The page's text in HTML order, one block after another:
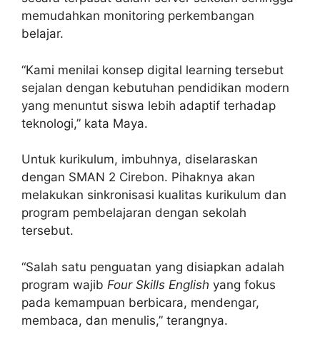
memudahkan monitoring perkembangan
belajar.
“Kami menilai konsep digital learning tersebut
sejalan dengan kebutuhan pendidikan modern
yang menuntut siswa lebih adaptif terhadap
teknologi,” kata Maya.
Untuk kurikulum, imbuhnya, diselaraskan
dengan SMAN 2 Cirebon. Pihaknya akan
melakukan sinkronisasi kualitas kurikulum dan
program pembelajaran dengan sekolah
tersebut.
“Salah satu penguatan yang disiapkan adalah
program wajib Four Skills English yang fokus
pada kemampuan berbicara, mendengar,
membaca, dan menulis,” terangnya.